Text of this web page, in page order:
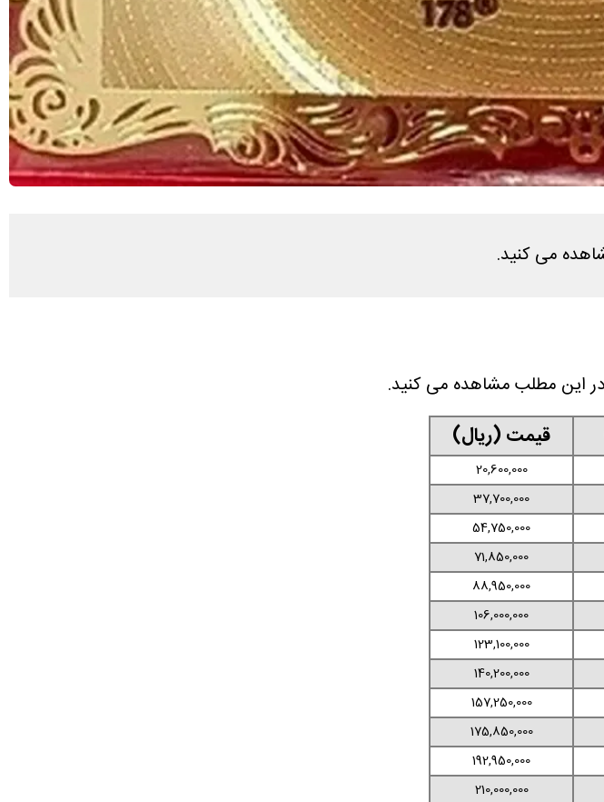
قیمت (ریال)
20,600,000
37,700,000
54,750,000
71,850,000
88,950,000
106,000,000
123,100,000
140,200,000
157,250,000
175,850,000
192,950,000
210,000,000